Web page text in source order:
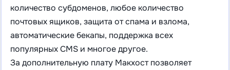
количество субдоменов, любое количество
почтовых ящиков, защита от спама и взлома,
автоматические бекапы, поддержка всех
популярных CMS и многое другое.
За дополнительную плату Макхост позволяет